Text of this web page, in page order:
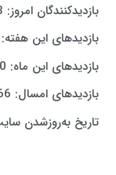
بازدیدکنندگان امروز:
بازدیدهای این هفته:
بازدیدهای این ماه:
بازدیدهای امسال:
تاریخ به‌روزشدن